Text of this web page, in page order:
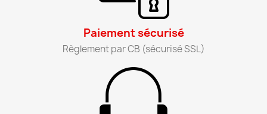
Paiement sécurisé​
Règlement par CB (sécurisé SSL)​